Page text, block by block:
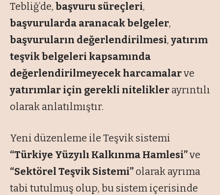
Tebliğ’de, başvuru süreçleri,
başvurularda aranacak belgeler,
başvuruların değerlendirilmesi, yatırım
teşvik belgeleri kapsamında
değerlendirilmeyecek harcamalarve
yatırımlar için gerekli nitelikler ayrıntılı
olarak anlatılmıştır.
Yeni düzenleme ile Teşvik sistemi
“Türkiye Yüzyılı Kalkınma Hamlesi”ve
“Sektörel Teşvik Sistemi” olarak ayrıma
tabi tutulmuş olup, bu sistem içerisinde